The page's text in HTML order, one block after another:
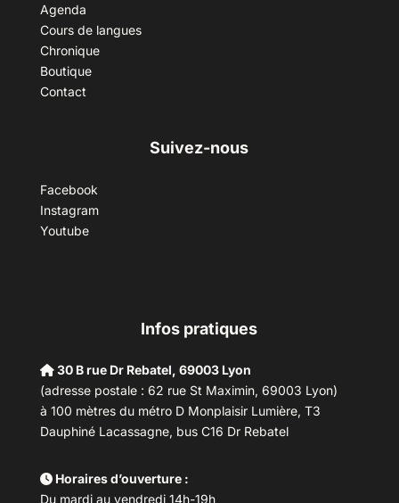
Agenda
Cours de langues
Chronique
Boutique
Contact
Suivez-nous
Facebook
Instagram
Youtube
Infos pratiques
30 B rue Dr Rebatel, 69003 Lyon
(adresse postale : 62 rue St Maximin, 69003 Lyon)
à 100 mètres du métro D Monplaisir Lumière, T3
Dauphiné Lacassagne, bus C16 Dr Rebatel
Horaires d’ouverture :
Du mardi au vendredi 14h-19h